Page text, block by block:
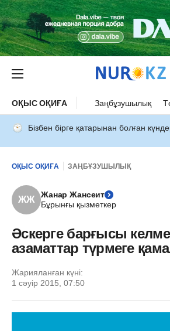
ОҚЫС ОҚИҒА Заңбұзушылық
Бізбен бірге қатарынан болған
ОҚЫС ОҚИҒА ЗАҢБҰЗУШЫЛЫҚ
ЖЖ
Жанар Жансеит
Бұрынғы қызметкер
Әскерге барғысы
азаматтар түрмеге
Жарияланған күні:
1 сәуір 2015, 07:50